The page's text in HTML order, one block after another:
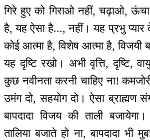
गिरे हुए को गिराओ नहीं, चढ़ाओ,
है, यह ऐसा है..., नहीं। यह प्रभु प्यार
कोई आत्मा है, विशेष आत्मा है, विजयी
यह दृष्टि रखो। अभी वृत्ति, दृष्टि,
कुछ नवीनता करनी चाहिए ना!
उमंग दो, सहयोग दो। ऐसा ब्राह्मण
बापदादा विजय की ताली
तालिया बजाते हो ना, बापदादा भी